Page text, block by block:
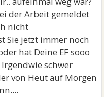
der Arbeit gemeldet
nicht
Sie jetzt immer noch
hat Deine EF sooo
schwer
von Heut auf Morgen